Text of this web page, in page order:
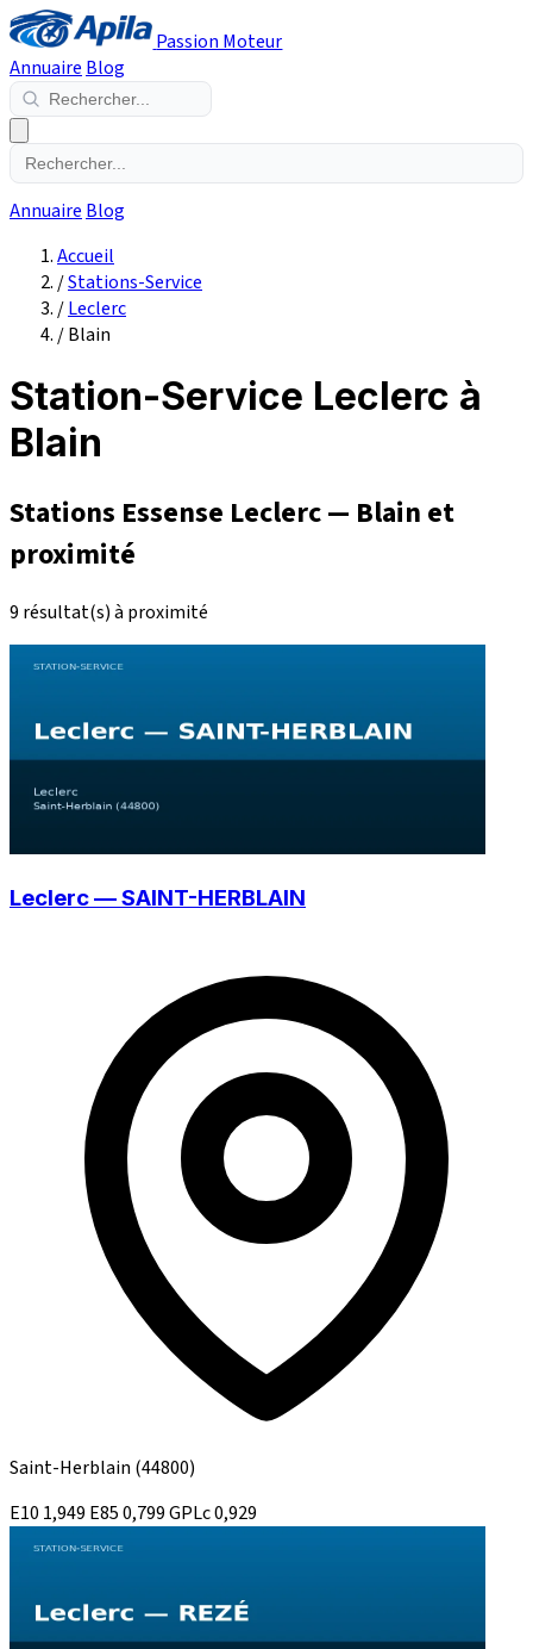
Passion Moteur
Annuaire Blog
Annuaire Blog
Accueil
/Stations-Service
/Leclerc
/Blain
Station-Service Leclerc à
Blain
Stations Essense Leclerc — Blain et
proximité
9 résultat(s) à proximité
Leclerc — SAINT-HERBLAIN
Saint-Herblain (44800)
E10 1,949 E850,799GPLc0,929